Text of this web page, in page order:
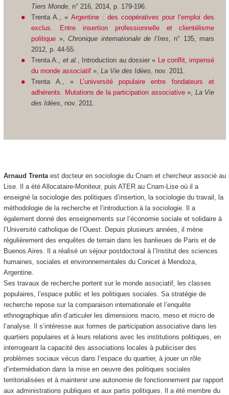
Tiers Monde , n° 216, 2014, p. 179-196.
Trenta A., « Argentine : des coopératives pour l’emploi des
exclus. Entre insertion professionnelle et clientélisme
politique »,Chronique internationale de l’Ires , n° 135, mars
2012, p. 44-55.
Trenta A., et al. , Introduction au dossier « Le conflit, impensé
du monde associatif»,La Vie des Idées , nov. 2011.
Trenta A., « L’université populaire entre fondateurs et
adhérents. Mutations de la participation associative», La Vie
des Idées , nov. 2011.
Arnaud Trentaest docteur en sociologie du Cnam et chercheur associé au
Lise. Il a été Allocataire-Moniteur, puis ATER au Cnam-Lise où il a
enseigné la sociologie des politiques d’insertion, la sociologie du travail, la
méthodologie de la recherche et l’introduction à la sociologie. Il a
également donné des enseignements sur l’économie sociale et solidaire à
l’Université catholique de l’Ouest. Depuis plusieurs années, il mène
régulièrement des enquêtes de terrain dans les banlieues de Paris et de
Buenos Aires. Il a réalisé un séjour postdoctoral à l’Institut des sciences
humaines, sociales et environnementales du Conicet à Mendoza,
Argentine.
Ses travaux de recherche portent sur le monde associatif, les classes
populaires, l’espace public et les politiques sociales. Sa stratégie de
recherche repose sur la comparaison internationale et l’enquête
ethnographique afin d’articuler les dimensions macro, meso et micro de
l’analyse. Il s’intéresse aux formes de participation associative dans les
quartiers populaires et à leurs relations avec les institutions politiques, en
interrogeant la capacité des associations locales à publiciser des
problèmes sociaux vécus dans l’espace du quartier, à jouer un rôle
d’intermédiation dans la mise en oeuvre des politiques sociales
territorialisées et à maintenir une autonomie de fonctionnement par rapport
aux administrations publiques et aux partis politiques. Il a été membre du